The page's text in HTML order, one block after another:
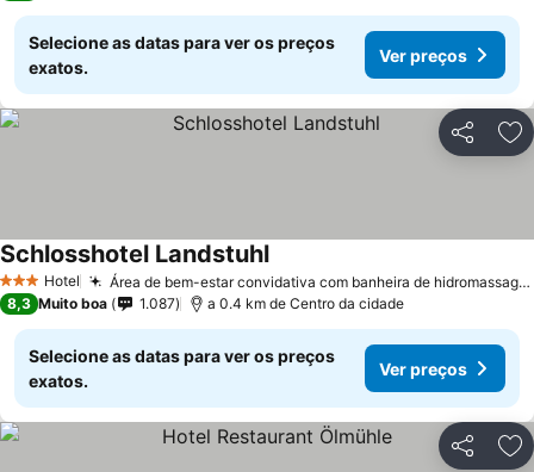
Selecione as datas para ver os preços
exatos.
Ver preços
Partilhar
3 EstrelasHotel Área de bem-estar convidativa com banheira de hidromassagem ao ar livre
Schlosshotel Landstuhl
8,3 Muito boa 1.087 a 0.4 km de Centro da cidade
Selecione as datas para ver os preços
exatos.
Ver preços
Partilhar